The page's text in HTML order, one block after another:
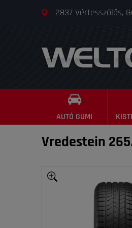
2837 Vértesszőlős,
AUTÓ GUMI
Vredestein